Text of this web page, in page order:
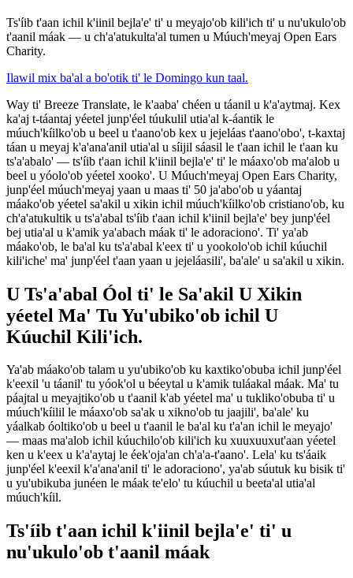
Ts'íib t'aan ichil k'iinil bejla'e' ti' u meyajo'ob kili'ich ti' u nu'ukulo'ob
t'aanil máak — u ch'a'atukulta'al tumen u Múuch'meyaj Open Ears
Charity.
Ilawil mix ba'al a bo'otik ti' le Domingo kun taal.
Way ti' Breeze Translate, le k'aaba' chéen u táanil u k'a'aytmaj. Kex
ka'aj t-táantaj yéetel junp'éel túukulil utia'al k-áantik le
múuch'kíilko'ob u beel u t'aano'ob kex u jejeláas t'aano'obo', t-kaxtaj
táan u meyaj k'a'ana'anil utia'al u síijil sáasil le t'aan ichil le t'aan ku
ts'a'abalo' — ts'íib t'aan ichil k'iinil bejla'e' ti' le máaxo'ob ma'alob u
beel u yóolo'ob yéetel xooko'. U Múuch'meyaj Open Ears Charity,
junp'éel múuch'meyaj yaan u maas ti' 50 ja'abo'ob u yáantaj
máako'ob yéetel sa'akil u xikin ichil múuch'kíilko'ob cristiano'ob, ku
ch'a'atukultik u ts'a'abal ts'íib t'aan ichil k'iinil bejla'e' bey junp'éel
bej utia'al u k'amik ya'abach máak ti' le adoraciono'. Ti' ya'ab
máako'ob, le ba'al ku ts'a'abal k'eex ti' u yookolo'ob ichil kúuchil
kili'iche' ma' junp'éel t'aan yaan u jejeláasili', ba'ale' u sa'akil u xikin.
U Ts'a'abal Óol ti' le Sa'akil U Xikin
yéetel Ma' Tu Yu'ubiko'ob ichil U
Kúuchil Kili'ich.
Ya'ab máako'ob talam u yu'ubiko'ob ku kaxtiko'obuba ichil junp'éel
k'eexil 'u táanil' tu yóok'ol u béeytal u k'amik tuláakal máak. Ma' tu
páajtal u meyajtiko'ob u t'aanil k'ab yéetel ma' u tukliko'obuba ti' u
múuch'kíilil le máaxo'ob sa'ak u xikno'ob tu jaajili', ba'ale' ku
yáalkab óoltiko'ob u beel u t'aanil le ba'al ku t'a'an ichil le meyajo'
— maas ma'alob ichil kúuchilo'ob kili'ich ku xuuxuuxut'aan yéetel
ken u k'eex u k'a'aytaj le éek'oja'an ch'a'a-t'aano'. Lela' ku ts'áaik
junp'éel k'eexil k'a'ana'anil ti' le adoraciono', ya'ab súutuk ku bisik ti'
u yu'ubikuba junéen le máak te'elo' tu kúuchil u beeta'al utia'al
múuch'kíil.
Ts'íib t'aan ichil k'iinil bejla'e' ti' u
nu'ukulo'ob t'aanil máak